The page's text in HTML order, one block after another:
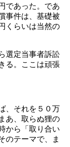
であった。であ
事件は、基礎被
くらいは当然の
選定当事者訴訟
る。ここは頑張
、それを５０万
あ、取らぬ狸の
から「取り合い
のテーマで、ま